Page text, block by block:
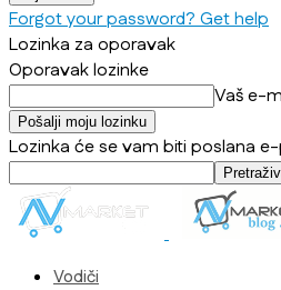
Forgot your password? Get help
Lozinka za oporavak
Oporavak lozinke
Vaš e-
Lozinka će se vam biti poslana
Vodiči